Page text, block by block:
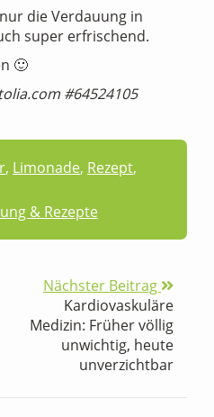
die Verdauung in
super erfrischend.
🙂
#64524105
, Limonade, Rezept,
& Rezepte
Nächster Beitrag
Kardiovaskuläre
Medizin: Früher völlig
unwichtig, heute
unverzichtbar